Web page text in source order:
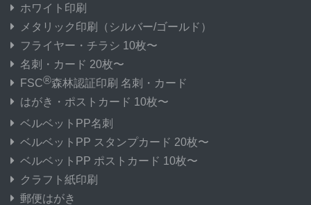
ホワイト印刷
メタリック印刷
（シルバー/ゴールド）
フライヤー・チラシ 10枚〜
名刺・カード 20枚〜
FSC®森林認証印刷 名刺・カード
はがき・ポストカード 10枚〜
ベルベットPP名刺
ベルベットPP スタンプカード 20枚〜
ベルベットPP ポストカード 10枚〜
クラフト紙印刷
郵便はがき